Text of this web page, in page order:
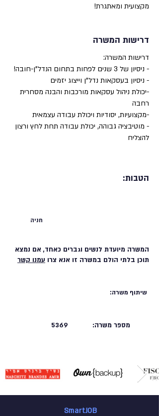
מקצועית ומאתגרת!
דרישות המשרה
דרישות המשרה:
- ניסיון של 3 שנים לפחות בתחום הנדל"ן-חובה!
- ניסיון בעסקאות נדל"ן וייצוג יזמים
-יכולת ניהול עסקאות מורכבות והבנה מסחרית
רחבה
-מקצועיות, יסודיות ויכולת עבודה עצמאית
- מוטיבציה גבוהה, יכולת עבודה תחת לחץ ורצון
להצליח
הטבות:
חניה
המשרה מיועדת לנשים וגברים כאחד, אם נמצא
תוכן בלתי הולם במשרה זו אנא צרו עמנו קשר
שיתוף משרה:
5369 מספר משרה:
SmartJOB